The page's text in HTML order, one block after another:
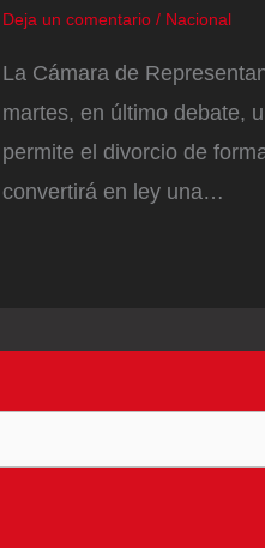
Deja un comentario / Nacional
La Cámara de
martes, en último debate,
permite el divorcio de
convertirá en ley una…